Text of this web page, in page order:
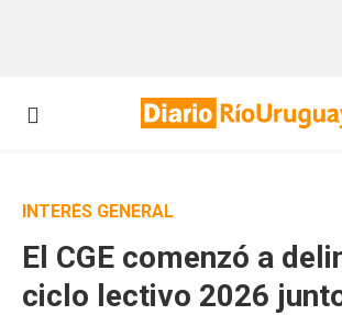
INTERÉS GENERAL
El CGE comenzó a
ciclo lectivo 2026